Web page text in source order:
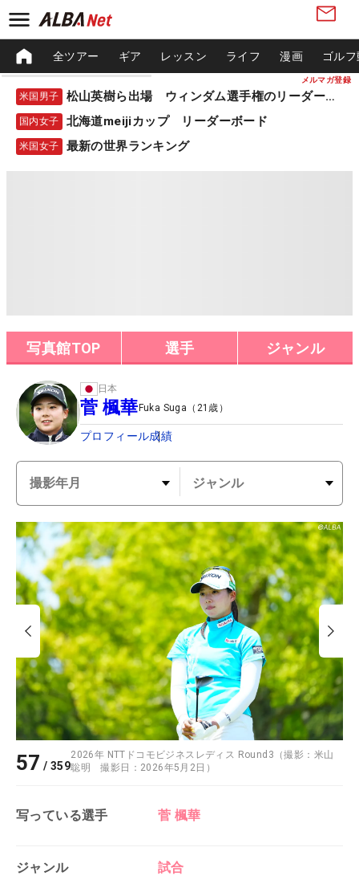
メルマガ登録
全ツアー ギア レッスン ライフ 漫画 ゴル
米国男子 松山英樹ら出場 ウィンダム選手権のリーダーボード
国内女子 北海道meijiカップ リーダーボード
米国女子 最新の世界ランキング
写真館TOP 選手 ジャンル
日本
菅 楓華Fuka Suga （ 21 歳）
プロフィール成績
57 /359
2026年 NTTドコモビジネスレディス Round3（撮影：米山
聡明 撮影日：2026年5月2日）
写っている選手 菅 楓華
ジャンル 試合